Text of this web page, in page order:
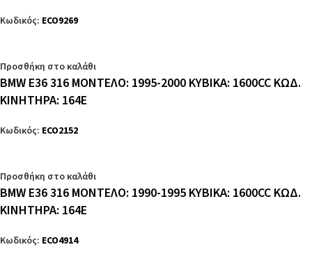
Κωδικός: ECO9269
Προσθήκη στο καλάθι
BMW E36 316 ΜΟΝΤΕΛΟ: 1995-2000 ΚΥΒΙΚΑ: 1600CC ΚΩΔ.
ΚΙΝΗΤΗΡΑ: 164E
Κωδικός: ECO2152
Προσθήκη στο καλάθι
BMW E36 316 ΜΟΝΤΕΛΟ: 1990-1995 ΚΥΒΙΚΑ: 1600CC ΚΩΔ.
ΚΙΝΗΤΗΡΑ: 164E
Κωδικός: ECO4914